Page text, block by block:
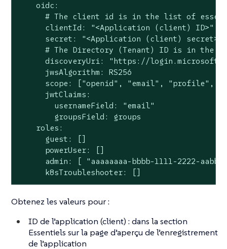
    oidc:
# The client id is in the list of
      clientId: "<Application (client) ID>"
      secret: "<Application (client) secret>"
# The Directory (Tenant) ID is in the
discoveryUri: "https://
      jwsAlgorithm: RS256
scope: ["openid", "email", "profile",
      jwtClaims:
        usernameField: "email"
        groupsField: groups
    roles:
      guest: []
      powerUser: []
admin: [ "aaaaaaaa-bbbb-1111-2222-
      k8sTroubleshooter: []
Obtenez les valeurs pour :
ID de l’application (client) : dans la section
Essentiels sur la page d’aperçu de l’enregistrement
de l’application